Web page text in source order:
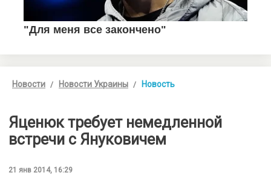
Новости Новости Украины Новость
Яценюк требует немедленной
встречи с Януковичем
21 янв 2014, 16:29